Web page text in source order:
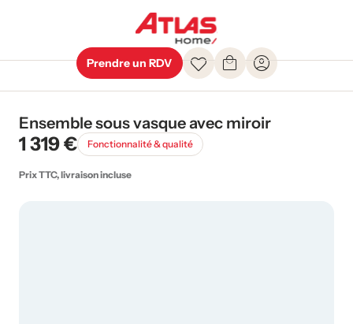
Prendre un RDV
Ensemble sous vasque avec miroir
1 319 € Fonctionnalité & qualité
Prix TTC, livraison incluse